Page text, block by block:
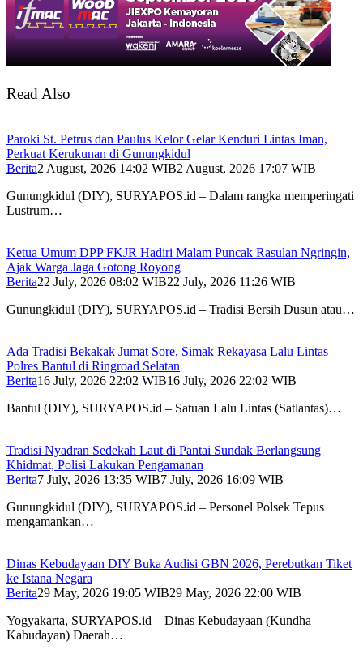
Read Also
Paroki St. Petrus dan Paulus Kelor Gelar Kenduri Lintas Iman,
Perkuat Kerukunan di Gunungkidul
Berita2 August, 2026 14:02 WIB2 August, 2026 17:07 WIB
Gunungkidul (DIY), SURYAPOS.id – Dalam rangka memperingati
Lustrum…
Ketua Umum DPP FKJR Hadiri Malam Puncak Rasulan Ngringin,
Ajak Warga Jaga Gotong Royong
Berita22 July, 2026 08:02 WIB22 July, 2026 11:26 WIB
Gunungkidul (DIY), SURYAPOS.id – Tradisi Bersih Dusun atau…
Ada Tradisi Bekakak Jumat Sore, Simak Rekayasa Lalu Lintas
Polres Bantul di Ringroad Selatan
Berita16 July, 2026 22:02 WIB16 July, 2026 22:02 WIB
Bantul (DIY), SURYAPOS.id – Satuan Lalu Lintas (Satlantas)…
Tradisi Nyadran Sedekah Laut di Pantai Sundak Berlangsung
Khidmat, Polisi Lakukan Pengamanan
Berita7 July, 2026 13:35 WIB7 July, 2026 16:09 WIB
Gunungkidul (DIY), SURYAPOS.id – Personel Polsek Tepus
mengamankan…
Dinas Kebudayaan DIY Buka Audisi GBN 2026, Perebutkan Tiket
ke Istana Negara
Berita29 May, 2026 19:05 WIB29 May, 2026 22:00 WIB
Yogyakarta, SURYAPOS.id – Dinas Kebudayaan (Kundha
Kabudayan) Daerah…